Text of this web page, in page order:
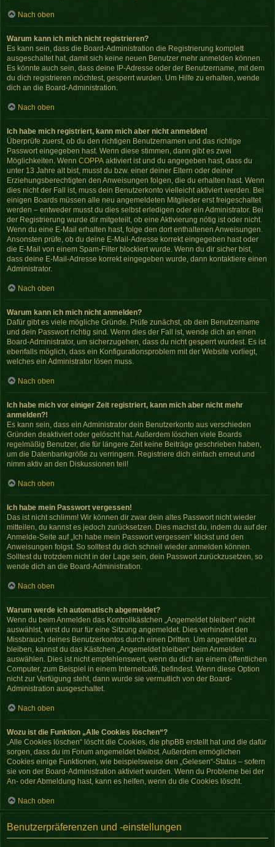
Nach oben
Warum kann ich mich nicht registrieren?
Es kann sein, dass die Board-Administration die Registrierung komplett
ausgeschaltet hat, damit sich keine neuen Benutzer mehr anmelden können.
Es könnte auch sein, dass deine IP-Adresse oder der Benutzername, mit dem
du dich registrieren möchtest, gesperrt wurden. Um Hilfe zu erhalten, wende
dich an die Board-Administration.
Nach oben
Ich habe mich registriert, kann mich aber nicht anmelden!
Überprüfe zuerst, ob du den richtigen Benutzernamen und das richtige
Passwort eingegeben hast. Wenn diese stimmen, dann gibt es zwei
Möglichkeiten. Wenn COPPA aktiviert ist und du angegeben hast, dass du
unter 13 Jahre alt bist, musst du bzw. einer deiner Eltern oder deiner
Erziehungsberechtigten den Anweisungen folgen, die du erhalten hast. Wenn
dies nicht der Fall ist, muss dein Benutzerkonto vielleicht aktiviert werden. Bei
einigen Boards müssen alle neu angemeldeten Mitglieder erst freigeschaltet
werden – entweder musst du dies selbst erledigen oder ein Administrator. Bei
der Registrierung wurde dir mitgeteilt, ob eine Aktivierung nötig ist oder nicht.
Wenn du eine E-Mail erhalten hast, folge den dort enthaltenen Anweisungen.
Ansonsten prüfe, ob du deine E-Mail-Adresse korrekt eingegeben hast oder
die E-Mail von einem Spam-Filter blockiert wurde. Wenn du dir sicher bist,
dass deine E-Mail-Adresse korrekt eingegeben wurde, dann kontaktiere einen
Administrator.
Nach oben
Warum kann ich mich nicht anmelden?
Dafür gibt es viele mögliche Gründe. Prüfe zunächst, ob dein Benutzername
und dein Passwort richtig sind. Wenn dies der Fall ist, wende dich an einen
Board-Administrator, um sicherzugehen, dass du nicht gesperrt wurdest. Es ist
ebenfalls möglich, dass ein Konfigurationsproblem mit der Website vorliegt,
welches ein Administrator lösen muss.
Nach oben
Ich habe mich vor einiger Zeit registriert, kann mich aber nicht mehr
anmelden?!
Es kann sein, dass ein Administrator dein Benutzerkonto aus verschieden
Gründen deaktiviert oder gelöscht hat. Außerdem löschen viele Boards
regelmäßig Benutzer, die für längere Zeit keine Beiträge geschrieben haben,
um die Datenbankgröße zu verringern. Registriere dich einfach erneut und
nimm aktiv an den Diskussionen teil!
Nach oben
Ich habe mein Passwort vergessen!
Das ist nicht schlimm! Wir können dir zwar dein altes Passwort nicht wieder
mitteilen, du kannst es jedoch zurücksetzen. Dies machst du, indem du auf der
Anmelde-Seite auf „Ich habe mein Passwort vergessen“ klickst und den
Anweisungen folgst. So solltest du dich schnell wieder anmelden können.
Solltest du trotzdem nicht in der Lage sein, dein Passwort zurückzusetzen, so
wende dich an die Board-Administration.
Nach oben
Warum werde ich automatisch abgemeldet?
Wenn du beim Anmelden das Kontrollkästchen „Angemeldet bleiben“ nicht
auswählst, wirst du nur für eine Sitzung angemeldet. Dies verhindert den
Missbrauch deines Benutzerkontos durch einen Dritten. Um angemeldet zu
bleiben, kannst du das Kästchen „Angemeldet bleiben“ beim Anmelden
auswählen. Dies ist nicht empfehlenswert, wenn du dich an einem öffentlichen
Computer, zum Beispiel in einem Internetcafé, befindest. Wenn diese Option
nicht zur Verfügung steht, dann wurde sie vermutlich von der Board-
Administration ausgeschaltet.
Nach oben
Wozu ist die Funktion „Alle Cookies löschen“?
„Alle Cookies löschen“ löscht die Cookies, die phpBB erstellt hat und die dafür
sorgen, dass du im Forum angemeldet bleibst. Außerdem ermöglichen
Cookies einige Funktionen, wie beispielsweise den „Gelesen“-Status – sofern
sie von der Board-Administration aktiviert wurden. Wenn du Probleme bei der
An- oder Abmeldung hast, kann es helfen, wenn du die Cookies löscht.
Nach oben
Benutzerpräferenzen und -einstellungen